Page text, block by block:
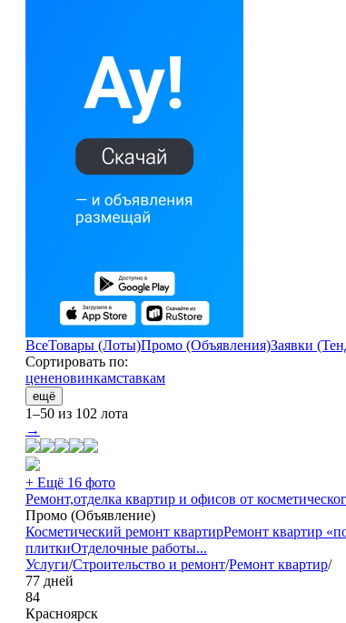
ВсеТовары (Лоты)Промо (Объявления)Заявки
Сортировать по:
цененовинкамставкам
ещё
1–50 из 102 лота
→
+ Ещё 16 фото
Ремонт,отделка квартир и офисов от
Промо (Объявление)
Косметический ремонт квартирРемонт квартир
плиткиОтделочные работы...
Услуги/Строительство и ремонт/Ремонт квартир/
77 дней
84
Красноярск